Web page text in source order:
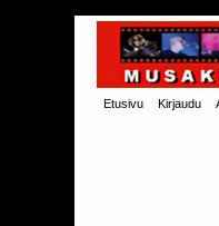
Etusivu Kirjaudu